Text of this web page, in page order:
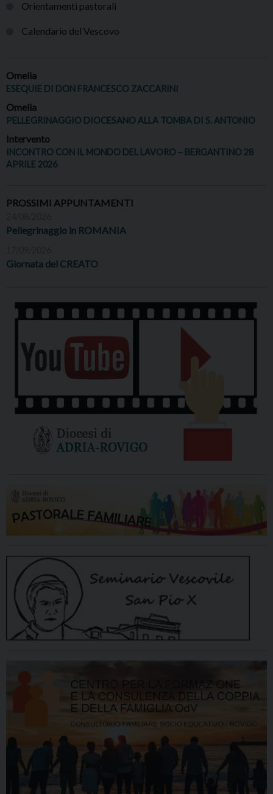
Orientamenti pastorali
Calendario del Vescovo
Omelia
ESEQUIE DI DON FRANCESCO ZACCARINI
Omelia
PELLEGRINAGGIO DIOCESANO ALLA TOMBA DI S. ANTONIO
Intervento
INCONTRO CON IL MONDO DEL LAVORO – BERGANTINO 28
APRILE 2026
PROSSIMI APPUNTAMENTI
Pellegrinaggio in ROMANIA
Giornata del CREATO